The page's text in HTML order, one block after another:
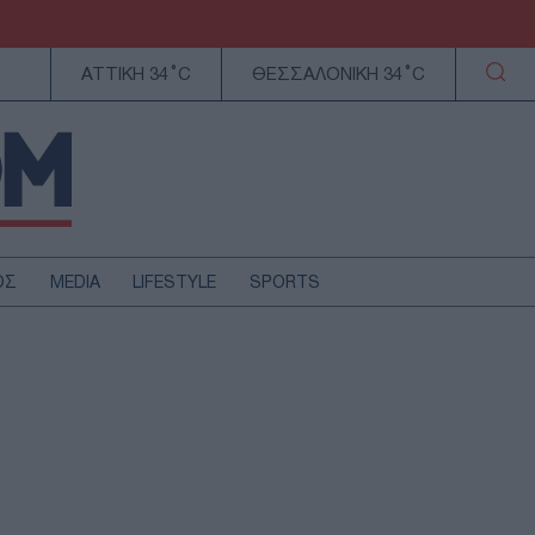
ΑΤΤΙΚΗ 34°C ΘΕΣΣΑΛΟΝΙΚΗ 34°C
MEDIA LIFESTYLE SPORTS